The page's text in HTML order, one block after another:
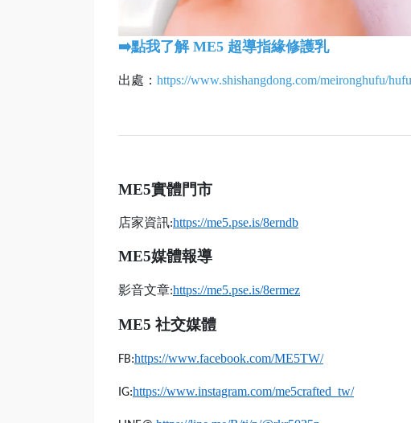
➡️點我了解 ME5 超導指緣修護乳
出處： https://www.shishangdong.com/meironghufu/
ME5實體門市
店家資訊:https://me5.pse.is/8erndb
ME5媒體報導
影音文章:https://me5.pse.is/8ermez
ME5 社交媒體
FB:https://www.facebook.com/ME5TW/
IG:https://www.instagram.com/me5crafted_tw/